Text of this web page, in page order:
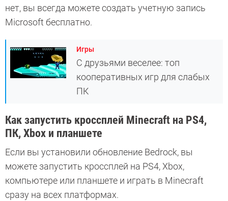
нет, вы всегда можете создать учетную запись
Microsoft бесплатно.
Игры
С друзьями веселее: топ
кооперативных игр для слабых
ПК
Как запустить кроссплей Minecraft на PS4,
ПК, Xbox и планшете
Если вы установили обновление Bedrock, вы
можете запустить кроссплей на PS4, Xbox,
компьютере или планшете и играть в Minecraft
сразу на всех платформах.